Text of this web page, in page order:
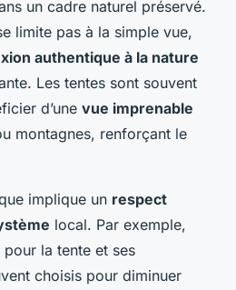
un cadre naturel préservé.
limite pas à la simple vue,
authentique à la nature
Les tentes sont souvent
d’une vue imprenable
montagnes, renforçant le
implique un respect
local. Par exemple,
la tente et ses
choisis pour diminuer